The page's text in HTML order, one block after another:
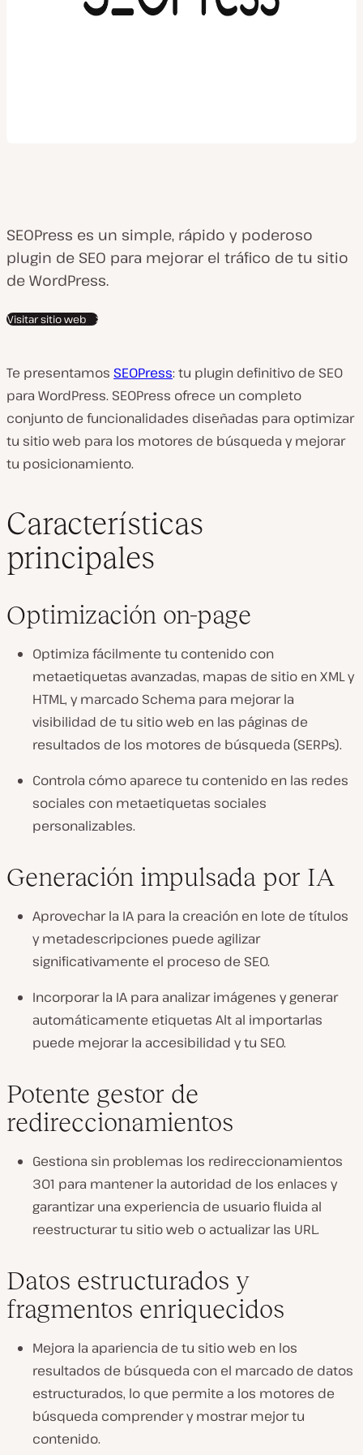
SEOPress es un simple, rápido y poderoso
plugin de SEO para mejorar el tráfico de tu sitio
de WordPress.
Visitar sitio web
Te presentamos SEOPress: tu plugin definitivo de SEO
para WordPress. SEOPress ofrece un completo
conjunto de funcionalidades diseñadas para optimizar
tu sitio web para los motores de búsqueda y mejorar
tu posicionamiento.
Características
principales
Optimización on-page
Optimiza fácilmente tu contenido con
metaetiquetas avanzadas, mapas de sitio en XML y
HTML, y marcado Schema para mejorar la
visibilidad de tu sitio web en las páginas de
resultados de los motores de búsqueda (SERPs).
Controla cómo aparece tu contenido en las redes
sociales con metaetiquetas sociales
personalizables.
Generación impulsada por IA
Aprovechar la IA para la creación en lote de títulos
y metadescripciones puede agilizar
significativamente el proceso de SEO.
Incorporar la IA para analizar imágenes y generar
automáticamente etiquetas Alt al importarlas
puede mejorar la accesibilidad y tu SEO.
Potente gestor de
redireccionamientos
Gestiona sin problemas los redireccionamientos
301 para mantener la autoridad de los enlaces y
garantizar una experiencia de usuario fluida al
reestructurar tu sitio web o actualizar las URL.
Datos estructurados y
fragmentos enriquecidos
Mejora la apariencia de tu sitio web en los
resultados de búsqueda con el marcado de datos
estructurados, lo que permite a los motores de
búsqueda comprender y mostrar mejor tu
contenido.